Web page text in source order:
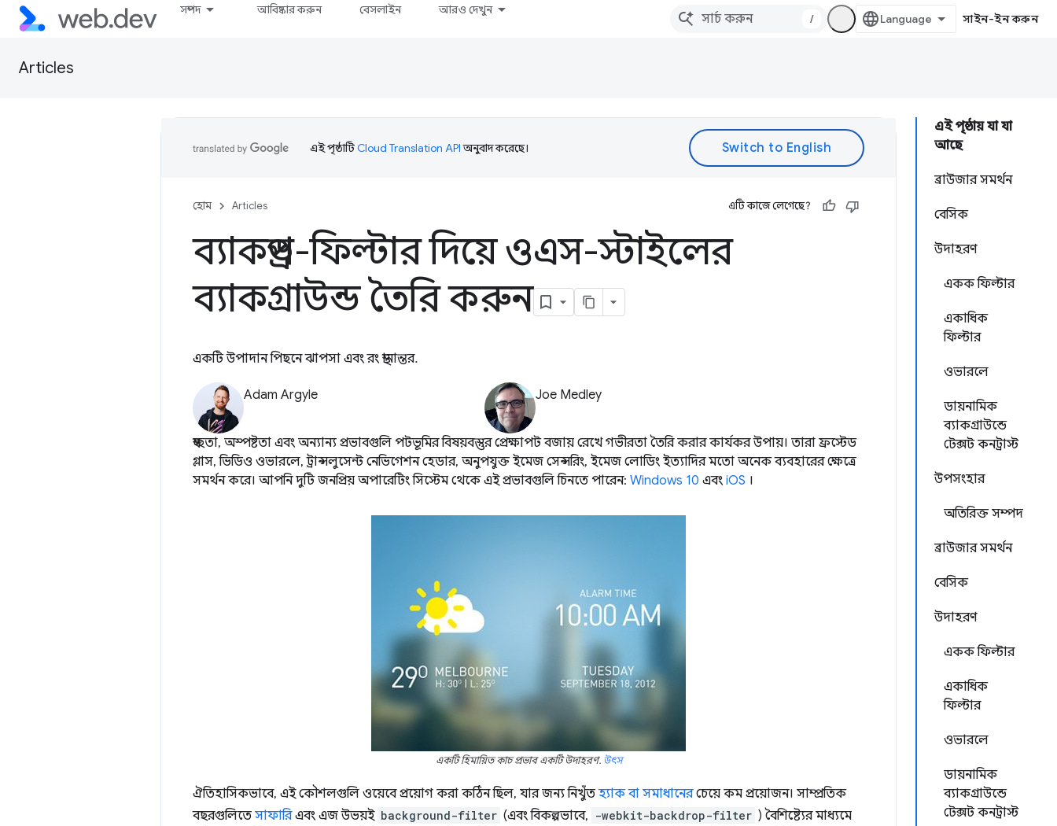
সম্পদ আবিষ্কার করুন বেসলাইন আরও দেখুন
/ সাইন-ইন করুন
Articles
এই পৃষ্ঠায় যা যা
আছে
ব্রাউজার সমর্থন
বেসিক
উদাহরণ
একক ফিল্টার
একাধিক
ফিল্টার
ওভারলে
ডায়নামিক
ব্যাকগ্রাউন্ডে
টেক্সট কনট্রাস্ট
উপসংহার
অতিরিক্ত সম্পদ
ব্রাউজার সমর্থন
বেসিক
উদাহরণ
একক ফিল্টার
একাধিক
ফিল্টার
ওভারলে
ডায়নামিক
ব্যাকগ্রাউন্ডে
টেক্সট কনট্রাস্ট
এই পৃষ্ঠাটিCloud Translation APIঅনুবাদ করেছে।
হোম Articles এটি কাজে লেগেছে?
ব্যাকড্রপ-ফিল্টার দিয়ে ওএস-স্টাইলের
ব্যাকগ্রাউন্ড তৈরি করুন
একটি উপাদান পিছনে ঝাপসা এবং রং স্থানান্তর.
Adam Argyle Joe Medley
স্বচ্ছতা, অস্পষ্টতা এবং অন্যান্য প্রভাবগুলি পটভূমির বিষয়বস্তুর প্রেক্ষাপট বজায় রেখে গভীরতা তৈরি করার কার্যকর উপায়। তারা ফ্রস্টেড
গ্লাস, ভিডিও ওভারলে, ট্রান্সলুসেন্ট নেভিগেশন হেডার, অনুপযুক্ত ইমেজ সেন্সরিং, ​​ইমেজ লোডিং ইত্যাদির মতো অনেক ব্যবহারের ক্ষেত্রে
সমর্থন করে। আপনি দুটি জনপ্রিয় অপারেটিং সিস্টেম থেকে এই প্রভাবগুলি চিনতে পারেন: Windows 10 এবং iOS ।
একটি হিমায়িত কাচ প্রভাব একটি উদাহরণ. উৎস
ঐতিহাসিকভাবে, এই কৌশলগুলি ওয়েবে প্রয়োগ করা কঠিন ছিল, যার জন্য নিখুঁত হ্যাক বা সমাধানেরচেয়ে কম প্রয়োজন। সাম্প্রতিক
বছরগুলিতে সাফারিএবং এজ উভয়ই background-filter (এবং বিকল্পভাবে, -webkit-backdrop-filter ) বৈশিষ্ট্যের মাধ্যমে